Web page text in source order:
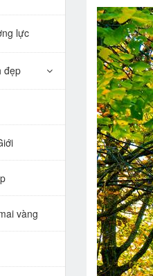
lực
đẹp
vàng